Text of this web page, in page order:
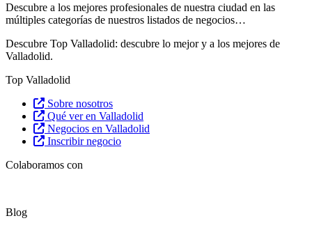
Descubre a los mejores profesionales de nuestra ciudad en las
múltiples categorías de nuestros listados de negocios…
Descubre Top Valladolid: descubre lo mejor y a los mejores de
Valladolid.
Top Valladolid
Sobre nosotros
Qué ver en Valladolid
Negocios en Valladolid
Inscribir negocio
Colaboramos con
Blog